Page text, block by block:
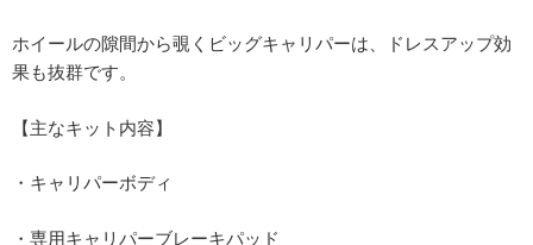
ホイールの隙間から覗くビッグキャリパーは、ドレスアップ効
果も抜群です。
【主なキット内容】
・キャリパーボディ
・専用キャリパーブレーキパッド